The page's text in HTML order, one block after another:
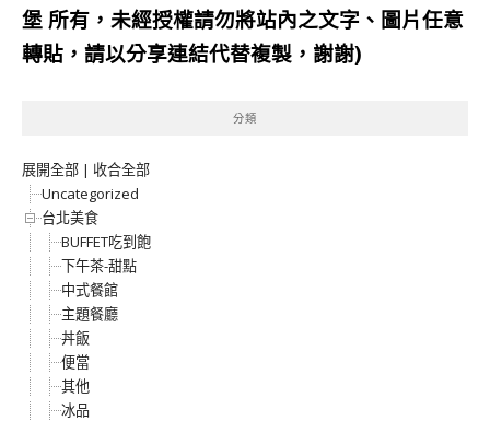
堡 所有，未經授權請勿將站內之文字、圖片任意
轉貼，請以分享連結代替複製，謝謝)
分類
展開全部 | 收合全部
Uncategorized
台北美食
BUFFET吃到飽
下午茶-甜點
中式餐館
主題餐廳
丼飯
便當
其他
冰品